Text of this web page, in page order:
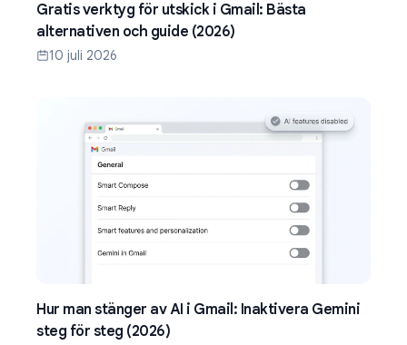
Gratis verktyg för utskick i Gmail: Bästa
alternativen och guide (2026)
10 juli 2026
Hur man stänger av AI i Gmail: Inaktivera Gemini
steg för steg (2026)